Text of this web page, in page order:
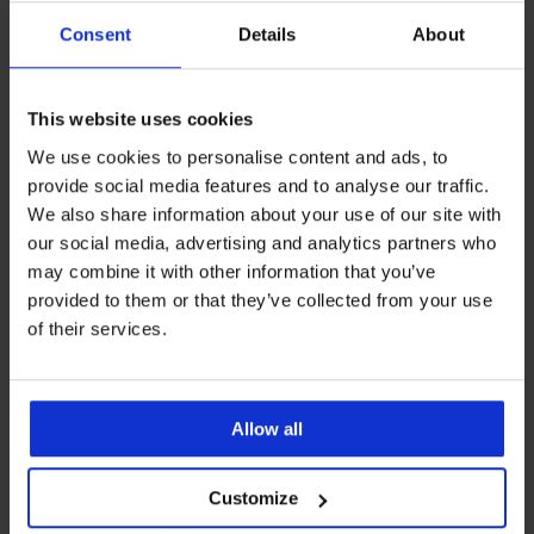
Consent Details About
This website uses cookies
We use cookies to personalise content and ads, to
provide social media features and to analyse our traffic.
We also share information about your use of our site with
our social media, advertising and analytics partners who
may combine it with other information that you’ve
provided to them or that they’ve collected from your use
of their services.
Allow all
Customize
Wyprzedaż -60%
-20 % GET20
kombinezon Kigurumi z
kapturem
Wyprzedaż -60%
-20 % GET20
Stars z kapturem
Zniżka
82,00 złPierwotna cena
204,99 zł
65,60 zł